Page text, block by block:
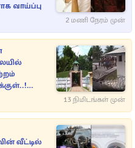
வாய்ப்பு
2 மணி நேரம் முன்
13 நிமிடங்கள் முன்
வீட்டில்